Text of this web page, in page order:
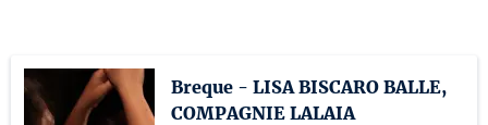
Breque - LISA BISCARO BALLE,
COMPAGNIE LALAIA